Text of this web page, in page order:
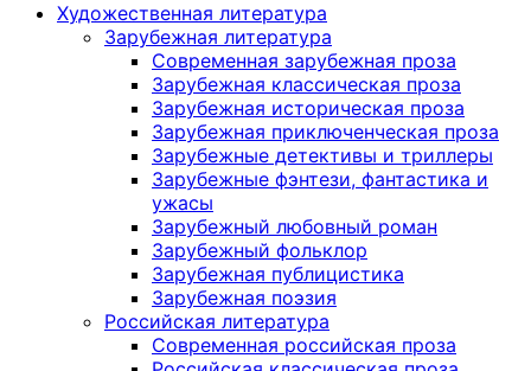
Художественная литература
Зарубежная литература
Современная зарубежная проза
Зарубежная классическая проза
Зарубежная историческая проза
Зарубежная приключенческая проза
Зарубежные детективы и триллеры
Зарубежные фэнтези, фантастика и
ужасы
Зарубежный любовный роман
Зарубежный фольклор
Зарубежная публицистика
Зарубежная поэзия
Российская литература
Современная российская проза